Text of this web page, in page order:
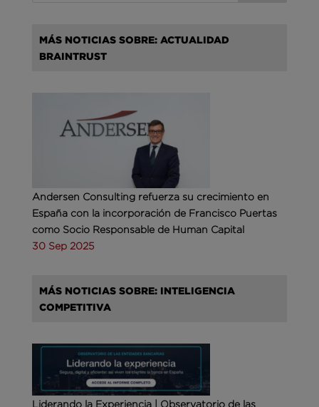
MÁS NOTICIAS SOBRE: ACTUALIDAD
BRAINTRUST
Andersen Consulting refuerza su crecimiento en
España con la incorporación de Francisco Puertas
como Socio Responsable de Human Capital
30 Sep 2025
MÁS NOTICIAS SOBRE: INTELIGENCIA
COMPETITIVA
Liderando la Experiencia | Observatorio de las